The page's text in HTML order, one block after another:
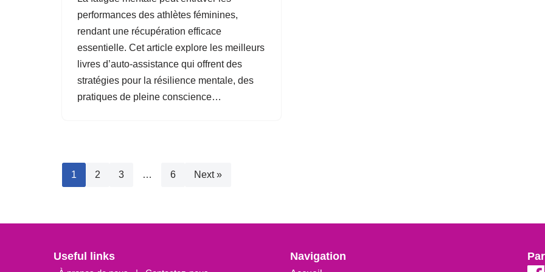
performances des athlètes féminines,
rendant une récupération efficace
essentielle. Cet article explore les meilleurs
livres d’auto-assistance qui offrent des
stratégies pour la résilience mentale, des
pratiques de pleine conscience…
1 2 3 … 6 Next »
Useful links Navigation